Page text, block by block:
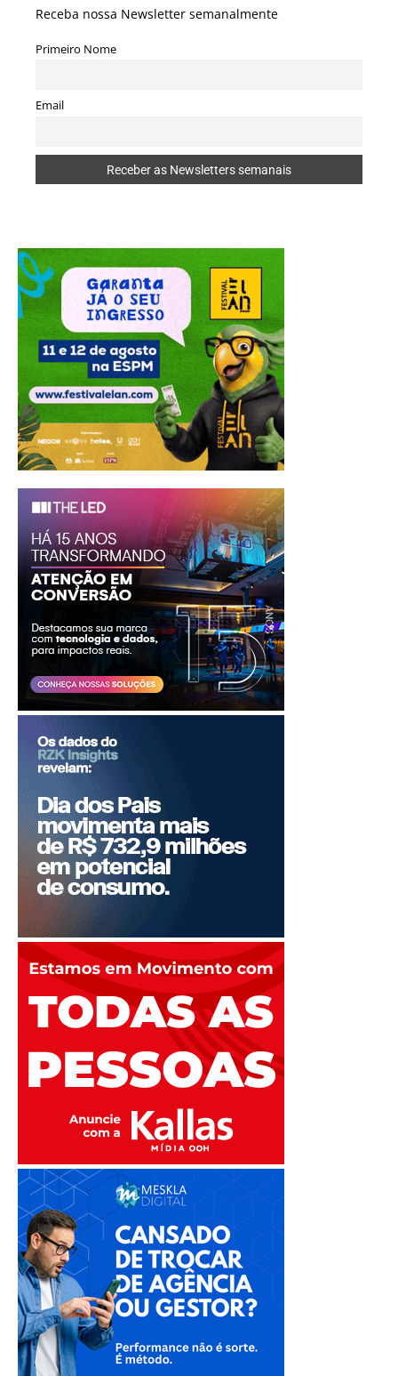
Receba nossa Newsletter semanalmente
Primeiro Nome
Email